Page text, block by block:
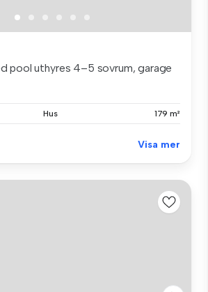
pool uthyres 4–5 sovrum, garage
Hus 179 m²
Visa mer